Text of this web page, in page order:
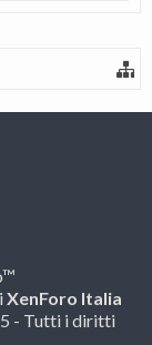
XenForo Italia
- Tutti i diritti